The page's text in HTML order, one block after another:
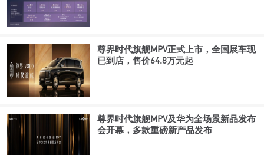
尊界时代旗舰MPV正式上市，全国展车现
已到店，售价64.8万元起
尊界时代旗舰MPV及华为全场景新品发布
会开幕，多款重磅新产品发布